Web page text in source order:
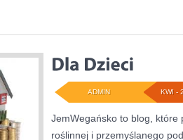
KWI -
ADMIN
JemWegańsko to blog, które
roślinnej i przemyślanego